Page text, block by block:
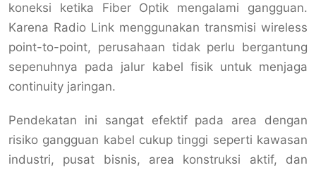
koneksi ketika Fiber Optik mengalami gangguan.
Karena Radio Link menggunakan transmisi wireless
point-to-point, perusahaan tidak perlu bergantung
sepenuhnya pada jalur kabel fisik untuk menjaga
continuity jaringan.
Pendekatan ini sangat efektif pada area dengan
risiko gangguan kabel cukup tinggi seperti kawasan
industri, pusat bisnis, area konstruksi aktif, dan